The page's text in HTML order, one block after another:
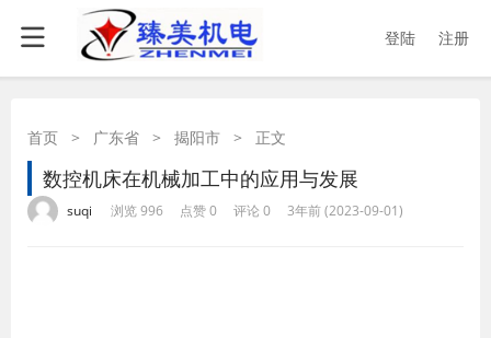
登陆 注册
首页 > 广东省 > 揭阳市 > 正文
数控机床在机械加工中的应用与发展
suqi 浏览 996 点赞 0 评论 0 3年前 (2023-09-01)